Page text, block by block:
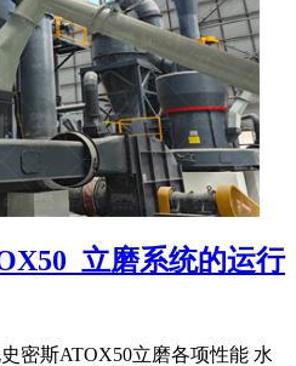
立磨系统的运行
密斯ATOX50立磨各项性能 水